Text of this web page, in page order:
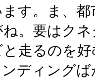
す。ま、
。要はク
と走るのを
ディング